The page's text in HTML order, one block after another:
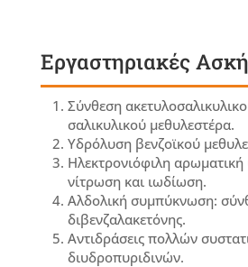
Εργαστηριακές
Σύνθεση
σαλικυλικού μεθυλεστέρα.
Υδρόλυση βενζοϊκού
Ηλεκτρονιόφιλη
νίτρωση και ιωδίωση.
Αλδολική συμπύκνωση:
διβενζαλακετόνης.
Αντιδράσεις πολλών
διυδροπυριδινών.